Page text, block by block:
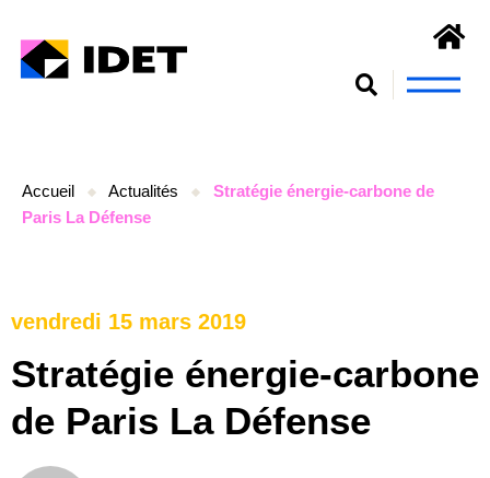
Accueil Actualités
Stratégie énergie-carbone de
Paris La Défense
vendredi 15 mars 2019
Stratégie énergie-carbone
de Paris La Défense